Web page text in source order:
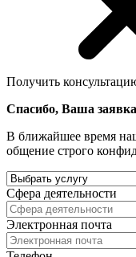
Получить
Спасибо, Ваша
В ближайшее время
общение строго
Сфера деятельности
Электронная почта